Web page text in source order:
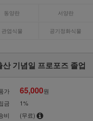
동양란 서양란
관엽식물 공기정화식물
기념일 프로포즈 졸업
가 65,000원
금
1%
비
(무료)